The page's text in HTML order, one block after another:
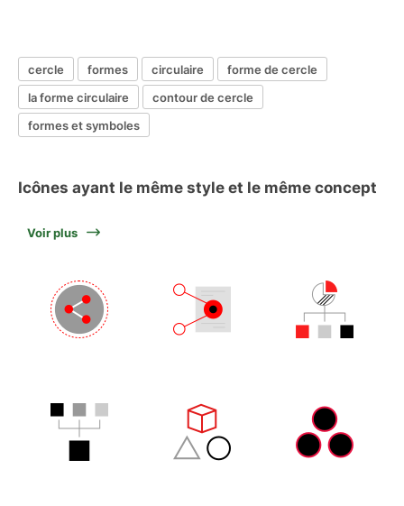
cercle formes circulaire
forme de cercle
la forme circulaire
contour de cercle
formes et symboles
Icônes ayant le même style et le même concept
Voir plus